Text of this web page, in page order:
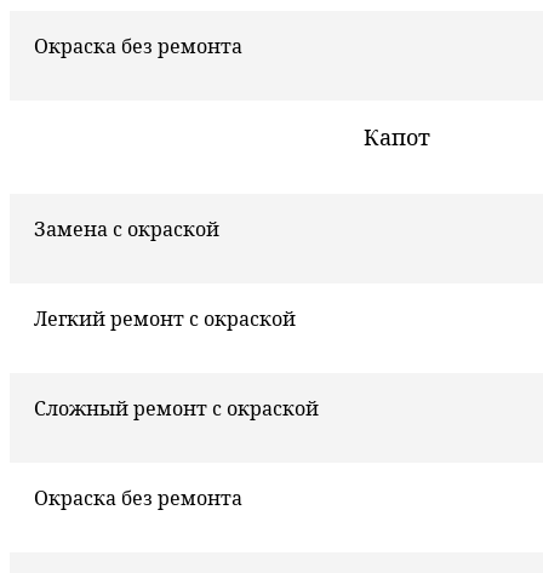
Окраска без ремонта
Капот
Замена с окраской
Легкий ремонт с окраской
Сложный ремонт с окраской
Окраска без ремонта